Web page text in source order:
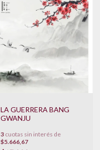
LA GUERRERA BANG
GWANJU
3 cuotas sin interés de
$5.666,67